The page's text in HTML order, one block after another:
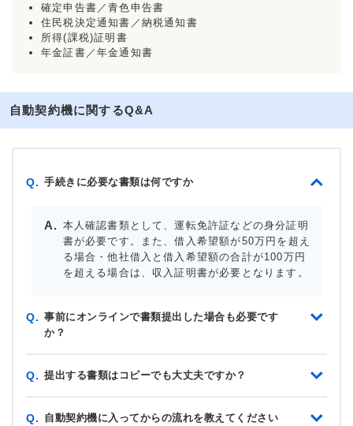
確定申告書／青色申告書
住民税決定通知書／納税通知書
所得(課税)証明書
年金証書／年金通知書
自動契約機に関するQ&A
Q. 手続きに必要な書類は何ですか
本人確認書類として、運転免許証などの身分証明
書が必要です。また、借入希望額が50万円を超え
る場合・他社借入と借入希望額の合計が100万円
を超える場合は、収入証明書が必要となります。
Q. 事前にオンラインで書類提出した場合も必要です
か？
Q. 提出する書類はコピーでも大丈夫ですか？
Q. 自動契約機に入ってからの流れを教えてください